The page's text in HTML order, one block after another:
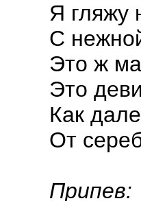
Я гляжу
С
Это ж
Это
Как
От
Припев: